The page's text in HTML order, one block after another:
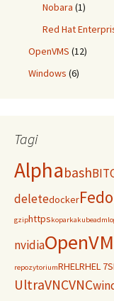
Nobara (1)
Red Hat
OpenVMS (12)
Windows (6)
Tagi
Alphabash
deletedocker
gziphttpskoparkakubeadm
nvidia
repozytoriumRHELRHEL 7
UltraVNCVNC